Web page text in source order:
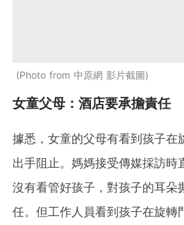
Photo from 中原網 影片截圖
女童父母：酒店要承擔責任
據悉，女童的父母有看到孩子在
出手阻止。媽媽接受傳媒採訪時
沒有看管好孩子，對孩子的耳朵
任。但工作人員看到孩子在旋轉